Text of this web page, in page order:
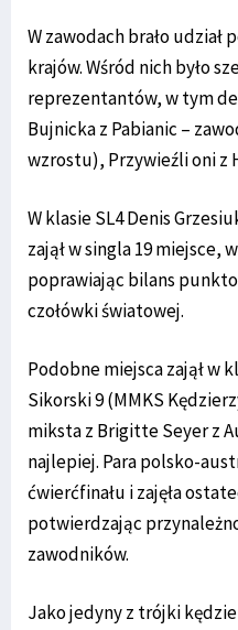
W zawodach brało udział
krajów. Wśród nich było
reprezentantów, w tym
Bujnicka z Pabianic –
wzrostu), Przywieźli oni z
W klasie SL4 Denis
zajął w singla 19 miejsce,
poprawiając bilans
czołówki światowej.
Podobne miejsca zajął w
Sikorski 9 (MMKS
miksta z Brigitte Seyer z
najlepiej. Para polsko-
ćwierćfinału i zajęła
potwierdzając
zawodników.
Jako jedyny z trójki